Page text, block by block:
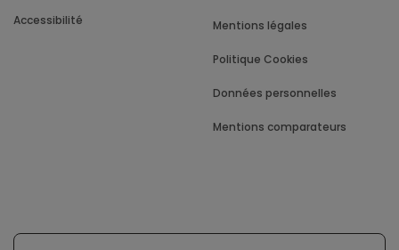
Accessibilité Mentions légales
Politique Cookies
Données personnelles
Mentions comparateurs